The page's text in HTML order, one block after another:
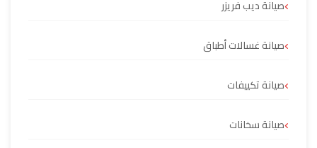
صيانة ديب فريزر
صيانة غسالات أطباق
صيانة تكييفات
صيانة سخانات